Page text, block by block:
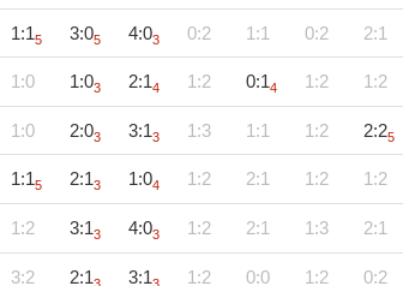
1:15 3:05 4:03 0:2 1:1 0:2 2:1
1:0 1:03 2:14 1:2 0:14 1:2 1:2
1:0 2:03 3:13 1:3 1:1 1:2 2:25
1:15 2:13 1:04 1:2 2:1 1:2 1:2
1:2 3:13 4:03 1:2 2:1 1:3 2:1
3:2 2:1 3:1 1:2 0:0 1:2 0:2